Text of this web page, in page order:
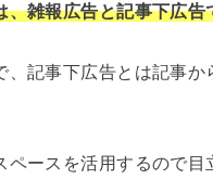
雑報広告と記事下広告
記事下広告とは記事
ースを活用するので目